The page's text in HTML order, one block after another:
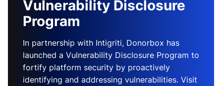
Vulnerability Disclosure
Program
In partnership with Intigriti, Donorbox has
launched a Vulnerability Disclosure Program to
fortify platform security by proactively
identifying and addressing vulnerabilities. Visit